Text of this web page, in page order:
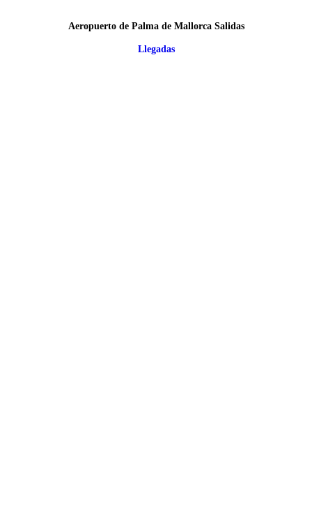
Aeropuerto de Palma de Mallorca Salidas
Llegadas